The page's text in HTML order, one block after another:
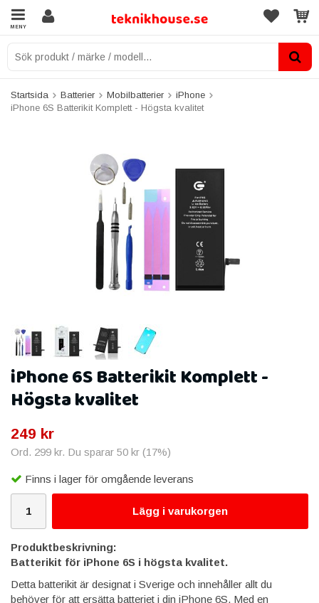
MENY
Startsida Batterier Mobilbatterier
iPhone
iPhone 6S Batterikit Komplett - Högsta kvalitet
iPhone 6S Batterikit Komplett -
Högsta kvalitet
249 kr
Ord. 299 kr. Du sparar 50 kr (17%)
Finns i lager för omgående leverans
Lägg i varukorgen
Produktbeskrivning:
Batterikit för iPhone 6S i högsta kvalitet.
Detta batterikit är designat i Sverige och innehåller allt du
behöver för att ersätta batteriet i din iPhone 6S. Med en